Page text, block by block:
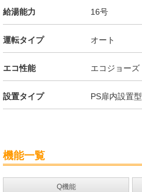
給湯能力 16号
運転タイプ オート
エコ性能 エコジョーズ
設置タイプ PS扉内設置型
機能一覧
Q機能